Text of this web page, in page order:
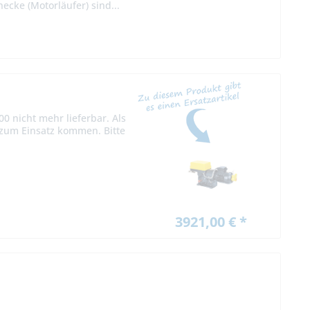
(Motorläufer) sind...
nicht mehr lieferbar. Als
Einsatz kommen. Bitte
3921,00 € *